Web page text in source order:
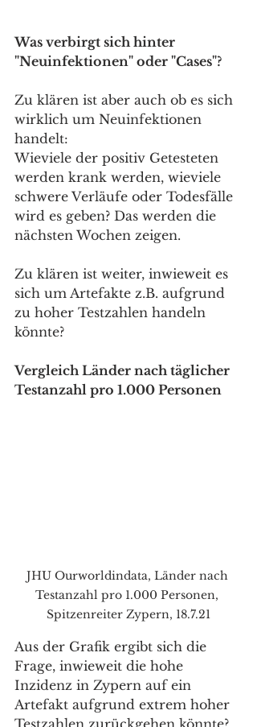
Was verbirgt sich hinter
"Neuinfektionen" oder "Cases"?
Zu klären ist aber auch ob es sich
wirklich um Neuinfektionen
handelt:
Wieviele der positiv Getesteten
werden krank werden, wieviele
schwere Verläufe oder Todesfälle
wird es geben? Das werden die
nächsten Wochen zeigen.
Zu klären ist weiter, inwieweit es
sich um Artefakte z.B. aufgrund
zu hoher Testzahlen handeln
könnte?
Vergleich Länder nach täglicher
Testanzahl pro 1.000 Personen
JHU Ourworldindata, Länder nach
Testanzahl pro 1.000 Personen,
Spitzenreiter Zypern, 18.7.21
Aus der Grafik ergibt sich die
Frage, inwieweit die hohe
Inzidenz in Zypern auf ein
Artefakt aufgrund extrem hoher
Testzahlen zurückgehen könnte?